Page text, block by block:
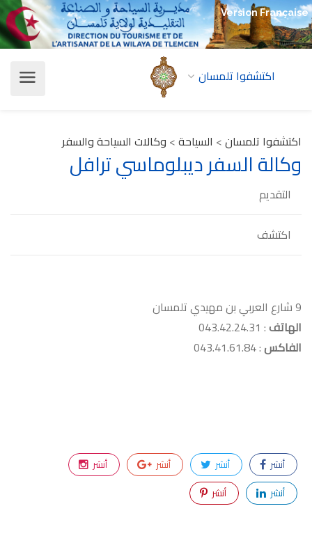
Version Française
اكتشفوا تلمسان
اكتشفوا تلمسان> السياحة> وكالات السياحة والسفر
وكالة السفر ديبلوماسي ترافل
التقديم
اكتشف
9 شارع العربي بن مهيدي تلمسان
الهاتف: 043.42.24.31
الفاكس: 043.41.61.84
أنشر أنشر أنشر
أنشر
أنشر
أنشر